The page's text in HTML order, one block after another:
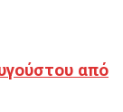
από